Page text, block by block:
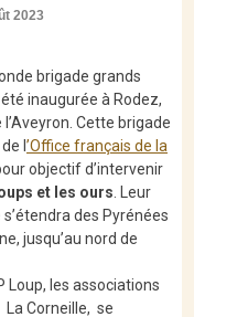
2023
brigade grands
inaugurée à Rodez,
Cette brigade
l ’Office français de la
objectif d’intervenir
et les ours . Leur
des Pyrénées
jusqu’au nord de
Loup, les associations
La Corneille, se